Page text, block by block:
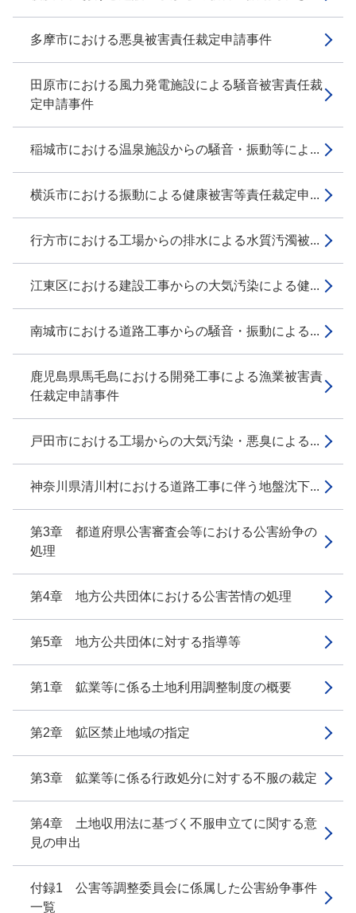
多摩市における悪臭被害責任裁定申請事件
田原市における風力発電施設による騒音被害責任裁
定申請事件
稲城市における温泉施設からの騒音・振動等によ...
横浜市における振動による健康被害等責任裁定申...
行方市における工場からの排水による水質汚濁被...
江東区における建設工事からの大気汚染による健...
南城市における道路工事からの騒音・振動による...
鹿児島県馬毛島における開発工事による漁業被害責
任裁定申請事件
戸田市における工場からの大気汚染・悪臭による...
神奈川県清川村における道路工事に伴う地盤沈下...
第3章 都道府県公害審査会等における公害紛争の
処理
第4章 地方公共団体における公害苦情の処理
第5章 地方公共団体に対する指導等
第1章 鉱業等に係る土地利用調整制度の概要
第2章 鉱区禁止地域の指定
第3章 鉱業等に係る行政処分に対する不服の裁定
第4章 土地収用法に基づく不服申立てに関する意
見の申出
付録1 公害等調整委員会に係属した公害紛争事件
一覧